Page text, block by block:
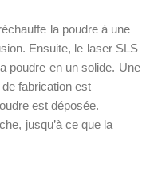
la poudre à une
Ensuite, le laser SLS
poudre en un solide. Une
fabrication est
est déposée.
jusqu’à ce que la